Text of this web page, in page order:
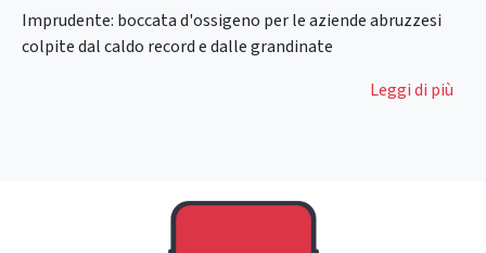
Imprudente: boccata d'ossigeno per le aziende abruzzesi
colpite dal caldo record e dalle grandinate
Leggi di più